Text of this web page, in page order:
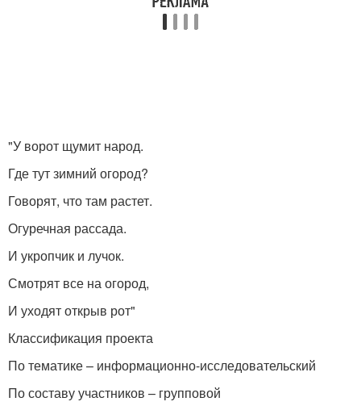
"У ворот щумит народ.
Где тут зимний огород?
Говорят, что там растет.
Огуречная рассада.
И укропчик и лучок.
Смотрят все на огород,
И уходят открыв рот"
Классификация проекта
По тематике – информационно-исследовательский
По составу участников – групповой